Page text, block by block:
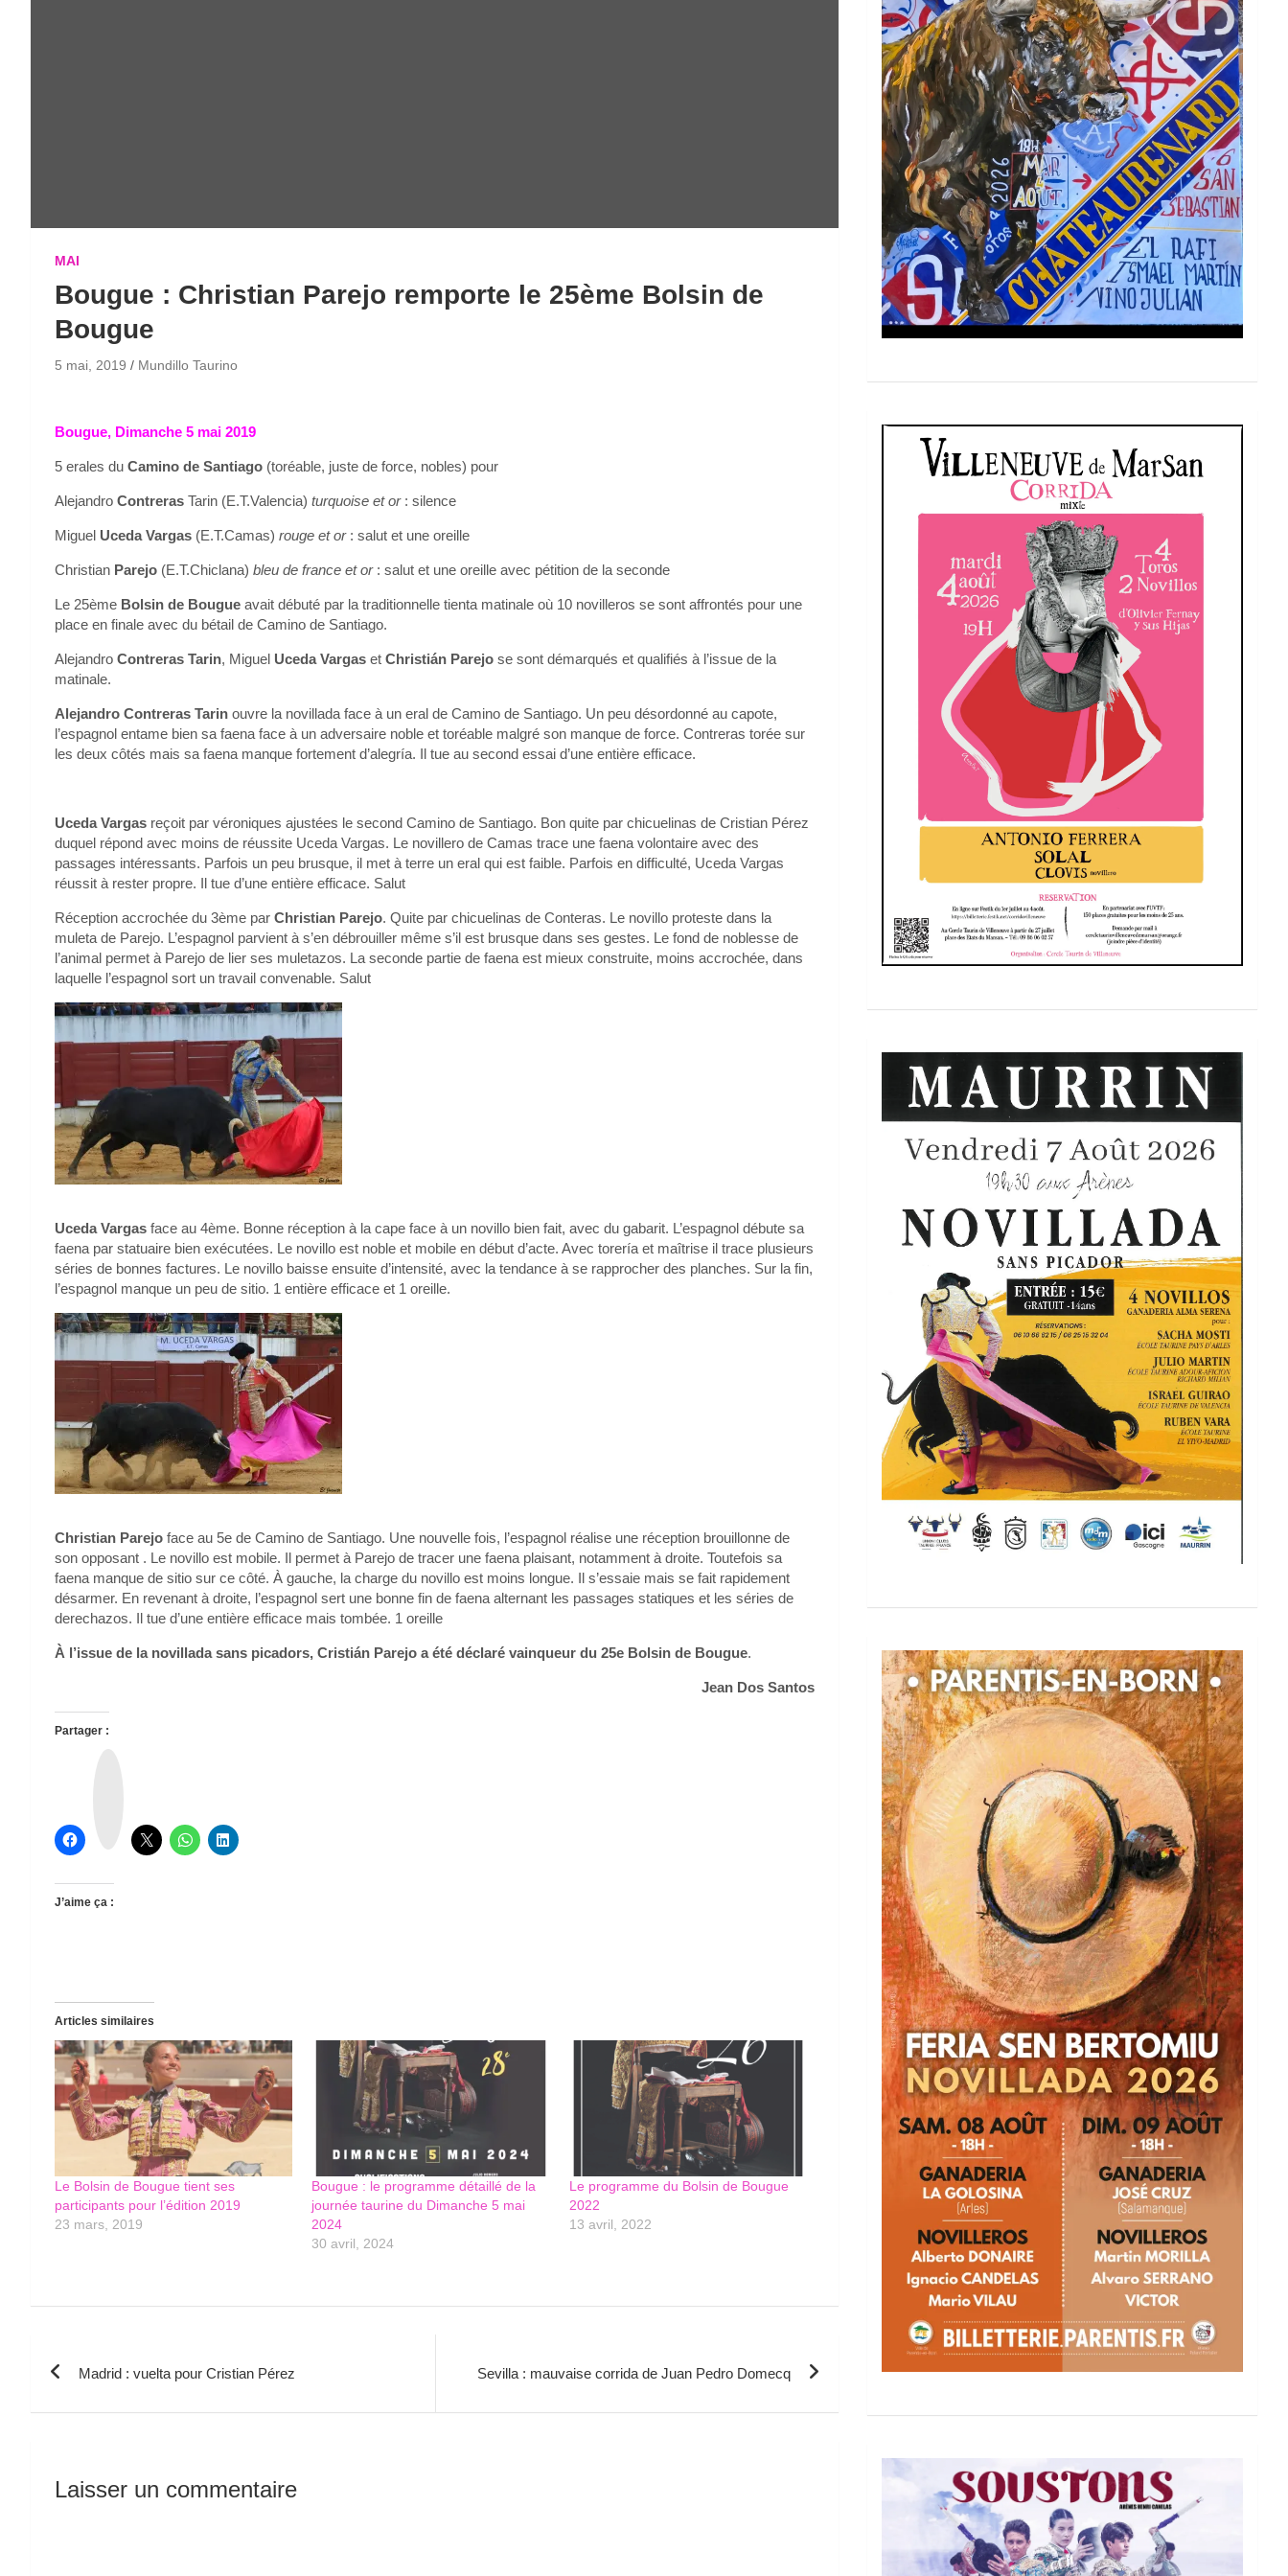
MAI
Bougue : Christian Parejo remporte le 25ème Bolsin de
Bougue
5 mai, 2019 Mundillo Taurino
Bougue, Dimanche 5 mai 2019
5 erales du Camino de Santiago (toréable, juste de force, nobles) pour
Alejandro Contreras Tarin (E.T.Valencia) turquoise et or: silence
Miguel Uceda Vargas (E.T.Camas) rouge et or: salut et une oreille
Christian Parejo (E.T.Chiclana) bleu de france et or: salut et une oreille avec pétition de la seconde
Le 25ème Bolsin de Bougue avait débuté par la traditionnelle tienta matinale où 10 novilleros se sont affrontés pour une
place en finale avec du bétail de Camino de Santiago.
Alejandro Contreras Tarin, Miguel Uceda Vargas et Christián Parejo se sont démarqués et qualifiés à l’issue de la
matinale.
Alejandro Contreras Tarin ouvre la novillada face à un eral de Camino de Santiago. Un peu désordonné au capote,
l’espagnol entame bien sa faena face à un adversaire noble et toréable malgré son manque de force. Contreras torée sur
les deux côtés mais sa faena manque fortement d’alegría. Il tue au second essai d’une entière efficace.
Uceda Vargas reçoit par véroniques ajustées le second Camino de Santiago. Bon quite par chicuelinas de Cristian Pérez
duquel répond avec moins de réussite Uceda Vargas. Le novillero de Camas trace une faena volontaire avec des
passages intéressants. Parfois un peu brusque, il met à terre un eral qui est faible. Parfois en difficulté, Uceda Vargas
réussit à rester propre. Il tue d’une entière efficace. Salut
Réception accrochée du 3ème par Christian Parejo. Quite par chicuelinas de Conteras. Le novillo proteste dans la
muleta de Parejo. L’espagnol parvient à s’en débrouiller même s’il est brusque dans ses gestes. Le fond de noblesse de
l’animal permet à Parejo de lier ses muletazos. La seconde partie de faena est mieux construite, moins accrochée, dans
laquelle l’espagnol sort un travail convenable. Salut
Uceda Vargas face au 4ème. Bonne réception à la cape face à un novillo bien fait, avec du gabarit. L’espagnol débute sa
faena par statuaire bien exécutées. Le novillo est noble et mobile en début d’acte. Avec torería et maîtrise il trace plusieurs
séries de bonnes factures. Le novillo baisse ensuite d’intensité, avec la tendance à se rapprocher des planches. Sur la fin,
l’espagnol manque un peu de sitio. 1 entière efficace et 1 oreille.
Christian Parejo face au 5e de Camino de Santiago. Une nouvelle fois, l’espagnol réalise une réception brouillonne de
son opposant . Le novillo est mobile. Il permet à Parejo de tracer une faena plaisant, notamment à droite. Toutefois sa
faena manque de sitio sur ce côté. À gauche, la charge du novillo est moins longue. Il s’essaie mais se fait rapidement
désarmer. En revenant à droite, l’espagnol sert une bonne fin de faena alternant les passages statiques et les séries de
derechazos. Il tue d’une entière efficace mais tombée. 1 oreille
À l’issue de la novillada sans picadors, Cristián Parejo a été déclaré vainqueur du 25e Bolsin de Bougue.
Jean Dos Santos
Partager :
J’aime ça :
Articles similaires
Le Bolsin de Bougue tient ses
participants pour l’édition 2019
23 mars, 2019
Bougue : le programme détaillé de la
journée taurine du Dimanche 5 mai
2024
30 avril, 2024
Le programme du Bolsin de Bougue
2022
13 avril, 2022
Madrid : vuelta pour Cristian Pérez Sevilla : mauvaise corrida de Juan Pedro Domecq
Laisser un commentaire